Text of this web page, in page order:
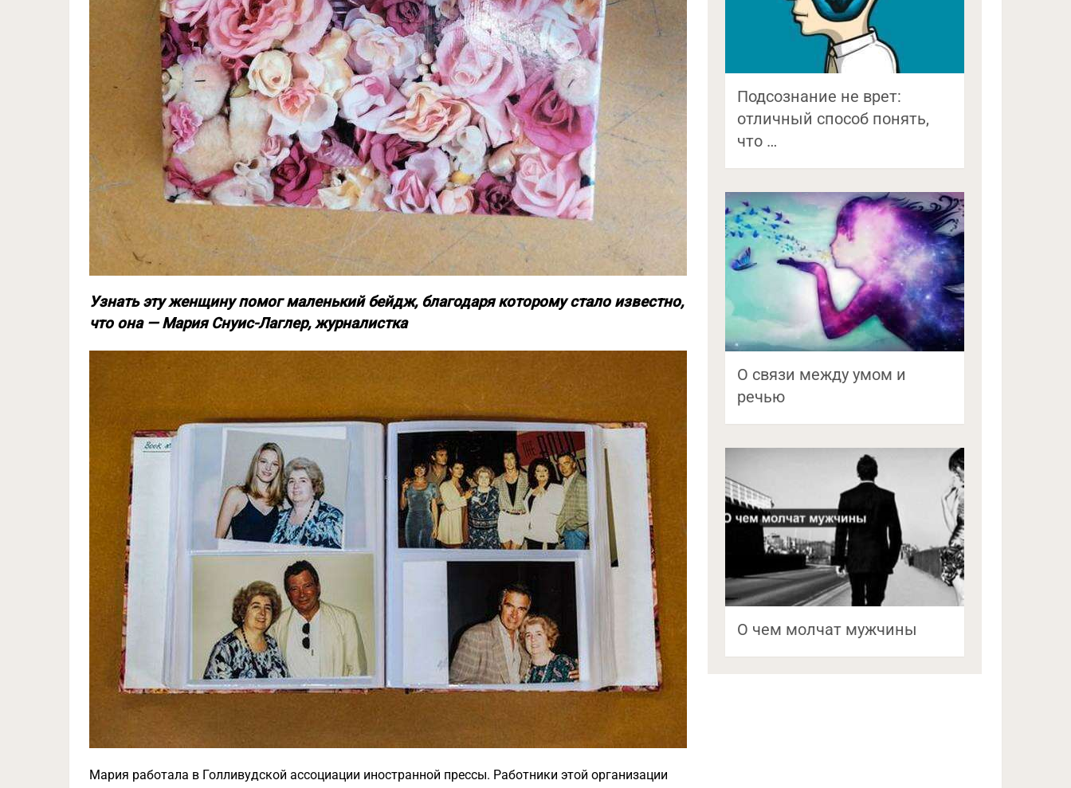
Узнать эту женщину помог маленький бейдж, благодаря которому стало известно,
что она — Мария Снуис-Лаглер, журналистка
Мария работала в Голливудской ассоциации иностранной прессы. Работники этой организации
Подсознание не врет:
отличный способ понять,
что …
О связи между умом и
речью
О чем молчат мужчины